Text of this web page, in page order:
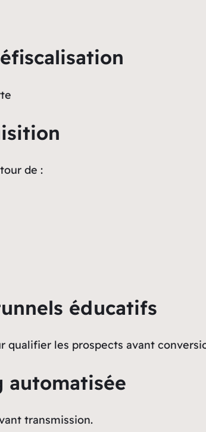
de :
éducatifs
qualifier les prospects avant
automatisée
transmission.